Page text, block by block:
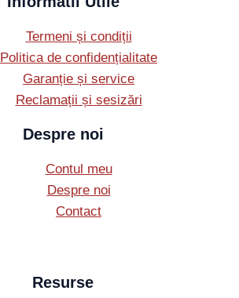
Termeni și condiții
Politica de confidențialitate
Garanție și service
Reclamații și sesizări
Despre noi
Contul meu
Despre noi
Contact
Resurse